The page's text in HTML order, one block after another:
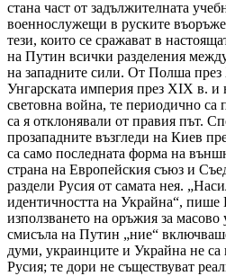
стана част от задължителната
военнослужещи в руските
тези, които се сражават в
на Путин всички разделения
на западните сили. От Полша
Унгарската империя през XIX в. и
световна война, те периодично
са я отклонявали от правия път.
прозападните възгледи на Киев
са само последната форма на
страна на Европейския съюз и
раздели Русия от самата нея.
идентичността на Украйна“,
използването на оръжия за
смисъла на Путин „ние“
думи, украинците и Украйна не са
Русия; те дори не съществуват